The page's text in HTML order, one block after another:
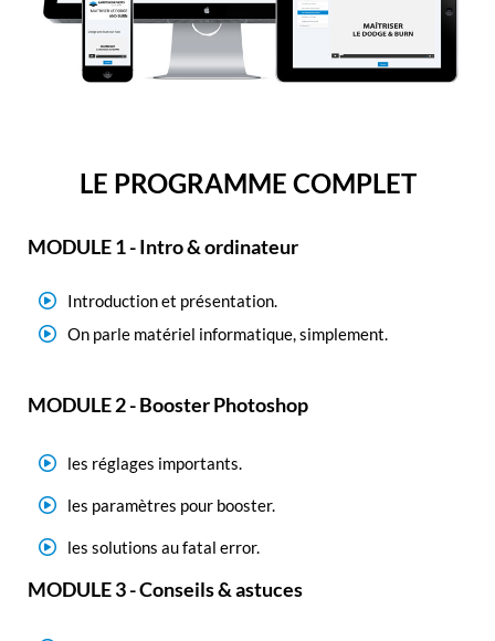
LE PROGRAMME COMPLET
MODULE 1 - Intro & ordinateur
Introduction et présentation.
On parle matériel informatique, simplement.
MODULE 2 - Booster Photoshop
les réglages importants.
les paramètres pour booster.
les solutions au fatal error.
MODULE 3 - Conseils & astuces